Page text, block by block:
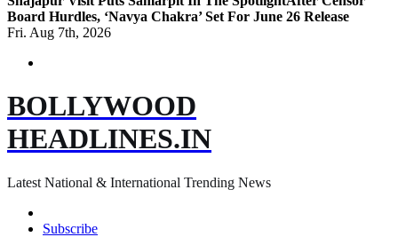
Board Hurdles, ‘Navya Chakra’ Set For June 26 Release
Fri. Aug 7th, 2026
BOLLYWOOD
HEADLINES.IN
Latest National & International Trending News
Subscribe